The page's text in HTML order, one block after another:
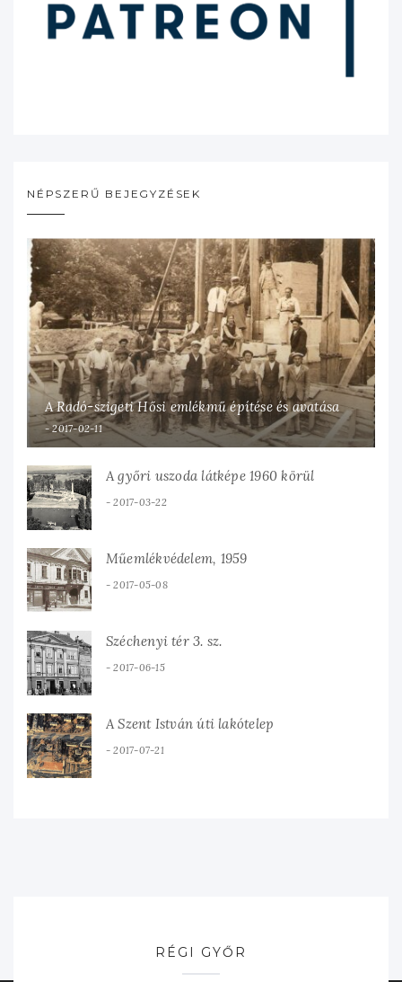
NÉPSZERŰ BEJEGYZÉSEK
A Radó-szigeti Hősi emlékmű építése és avatása
2017-02-11
A győri uszoda látképe 1960 körül
2017-03-22
Műemlékvédelem, 1959
2017-05-08
Széchenyi tér 3. sz.
2017-06-15
A Szent István úti lakótelep
2017-07-21
RÉGI GYŐR